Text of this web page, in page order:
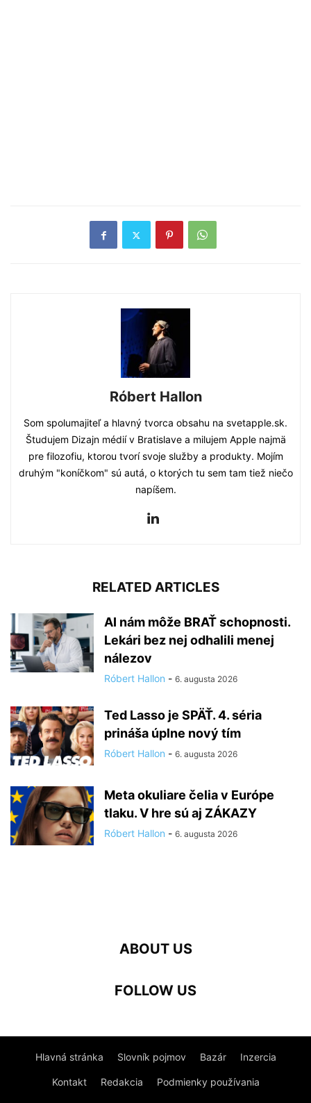
Róbert Hallon
Som spolumajiteľ a hlavný tvorca obsahu na svetapple.sk.
Študujem Dizajn médií v Bratislave a milujem Apple najmä
pre filozofiu, ktorou tvorí svoje služby a produkty. Mojím
druhým "koníčkom" sú autá, o ktorých tu sem tam tiež niečo
napíšem.
RELATED ARTICLES
AI nám môže BRAŤ schopnosti.
Lekári bez nej odhalili menej
nálezov
Róbert Hallon - 6. augusta 2026
Ted Lasso je SPÄŤ. 4. séria
prináša úplne nový tím
Róbert Hallon - 6. augusta 2026
Meta okuliare čelia v Európe
tlaku. V hre sú aj ZÁKAZY
Róbert Hallon - 6. augusta 2026
ABOUT US
FOLLOW US
Hlavná stránka Slovník pojmov Bazár Inzercia
Kontakt Redakcia Podmienky používania